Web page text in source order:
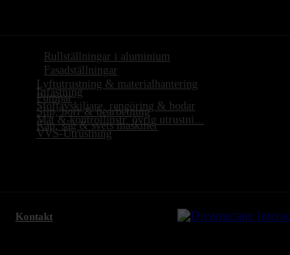
Rullställningar i aluminium
Fasadställningar
Lyftutrustning & materialhantering
Pumpar
Slip, borr & bearbetning
Kap, såg & svets maskiner
Infästning
Stoftavskiljare, rengöring & bodar
Mät & kontrollinstr. övrig utrustni...
VVS-Utrustning
Kontakt